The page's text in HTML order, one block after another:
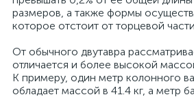
размеров, а также формы
которое отстоит от торцевой
От обычного двутавра
отличается и более высокой
К примеру, один метр колонного
обладает массой в 41.4 кг, а метр